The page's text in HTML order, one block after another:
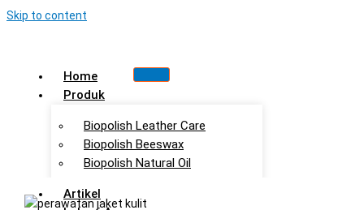
Skip to content
Home
Produk
Biopolish Leather Care
Biopolish Beeswax
Biopolish Natural Oil
Artikel